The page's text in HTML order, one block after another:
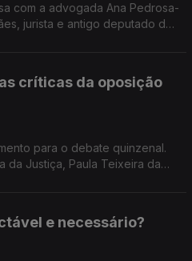
com a advogada Ana Pedrosa-
jurista e antigo deputado do
críticas da oposição
para o debate quinzenal.
da Justiça, Paula Teixeira da
e necessário?